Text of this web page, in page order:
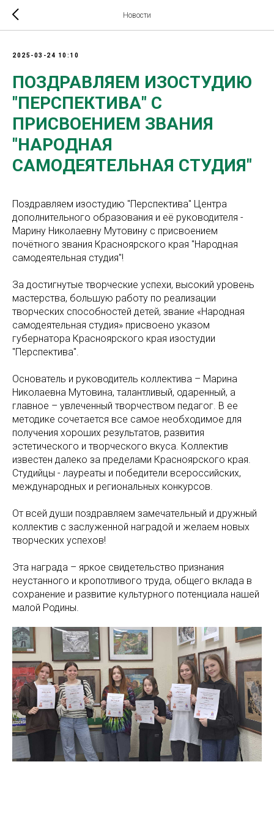
Новости
2025-03-24 10:10
ПОЗДРАВЛЯЕМ ИЗОСТУДИЮ
"ПЕРСПЕКТИВА" С
ПРИСВОЕНИЕМ ЗВАНИЯ
"НАРОДНАЯ
САМОДЕЯТЕЛЬНАЯ СТУДИЯ"
Поздравляем изостудию "Перспектива" Центра
дополнительного образования и её руководителя -
Марину Николаевну Мутовину с присвоением
почётного звания Красноярского края "Народная
самодеятельная студия"!
За достигнутые творческие успехи, высокий уровень
мастерства, большую работу по реализации
творческих способностей детей, звание «Народная
самодеятельная студия» присвоено указом
губернатора Красноярского края изостудии
"Перспектива".
Основатель и руководитель коллектива – Марина
Николаевна Мутовина, талантливый, одаренный, а
главное – увлеченный творчеством педагог. В ее
методике сочетается все самое необходимое для
получения хороших результатов, развития
эстетического и творческого вкуса. Коллектив
известен далеко за пределами Красноярского края.
Студийцы - лауреаты и победители всероссийских,
международных и региональных конкурсов.
От всей души поздравляем замечательный и дружный
коллектив с заслуженной наградой и желаем новых
творческих успехов!
Эта награда – яркое свидетельство признания
неустанного и кропотливого труда, общего вклада в
сохранение и развитие культурного потенциала нашей
малой Родины.